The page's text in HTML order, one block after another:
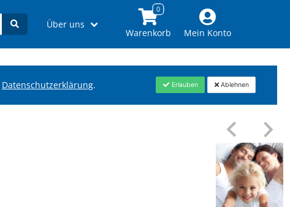
Über uns
Warenkorb Mein Konto
Datenschutzerklärung. Erlauben Ablehnen